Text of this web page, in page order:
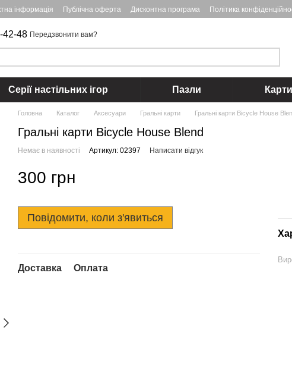
інформація Публічна оферта Дисконтна програма Політика
42-48 Передзвонити вам?
Серії настільних ігор Пазли
Головна Каталог Аксесуари Гральні карти Гральні карти Bicycle House
Гральні карти Bicycle House Blend
Немає в наявності Артикул: 02397 Написати відгук
300 грн
Повідомити, коли з'явиться
Доставка Оплата